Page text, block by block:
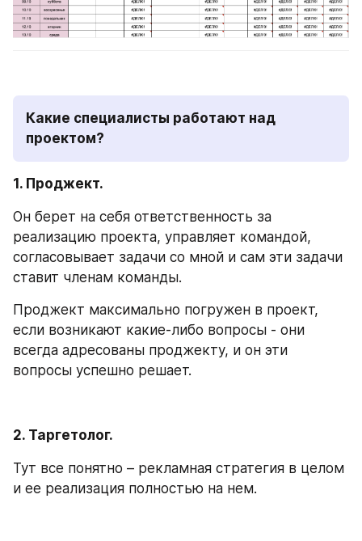
Какие специалисты работают над
проектом?
1. Проджект.
Он берет на себя ответственность за
реализацию проекта, управляет командой,
согласовывает задачи со мной и сам эти задачи
ставит членам команды.
Проджект максимально погружен в проект,
если возникают какие-либо вопросы - они
всегда адресованы проджекту, и он эти
вопросы успешно решает.
2. Таргетолог.
Тут все понятно – рекламная стратегия в целом
и ее реализация полностью на нем.